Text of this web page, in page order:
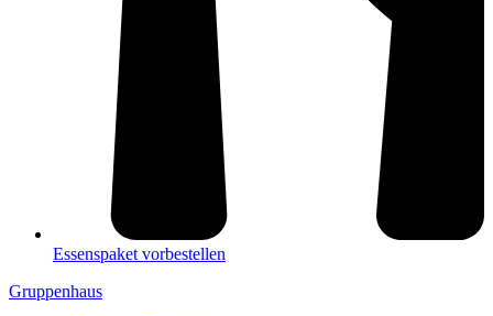
Essenspaket vorbestellen
Gruppenhaus